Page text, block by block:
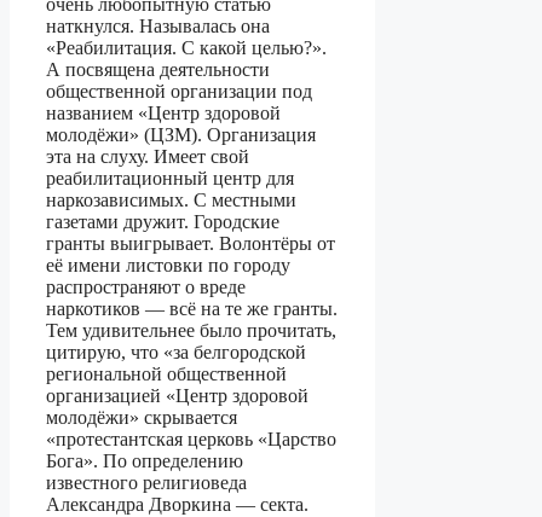
очень любопытную статью
наткнулся. Называлась она
«Реабилитация. С какой целью?».
А посвящена деятельности
общественной организации под
названием «Центр здоровой
молодёжи» (ЦЗМ). Организация
эта на слуху. Имеет свой
реабилитационный центр для
наркозависимых. С местными
газетами дружит. Городские
гранты выигрывает. Волонтёры от
её имени листовки по городу
распространяют о вреде
наркотиков — всё на те же гранты.
Тем удивительнее было прочитать,
цитирую, что «за белгородской
региональной общественной
организацией «Центр здоровой
молодёжи» скрывается
«протестантская церковь «Царство
Бога». По определению
известного религиоведа
Александра Дворкина — секта.